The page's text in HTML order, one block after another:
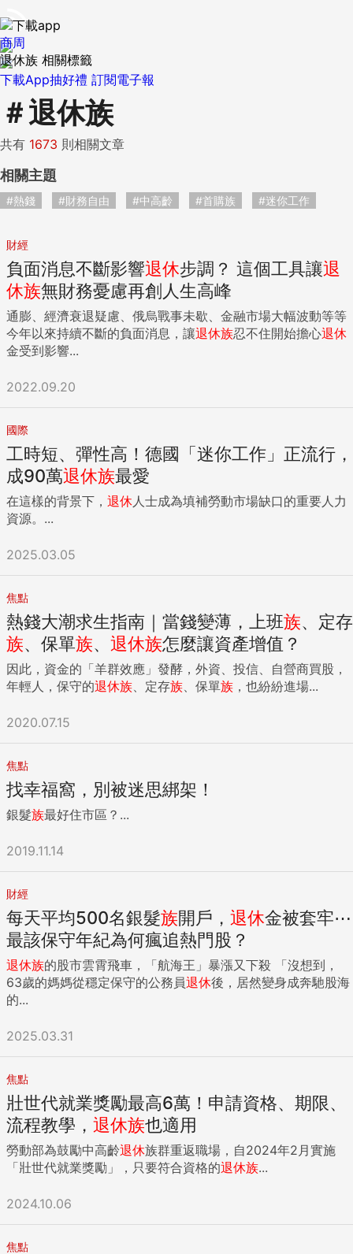
下載App抽好禮 訂閱電子報
商周
退休族 相關標籤
＃退休族
共有 1673 則相關文章
相關主題
#熱錢 #財務自由 #中高齡 #首購族 #迷你工作
財經
負面消息不斷影響退休步調？ 這個工具讓退
休族無財務憂慮再創人生高峰
通膨、經濟衰退疑慮、俄烏戰事未歇、金融市場大幅波動等等
今年以來持續不斷的負面消息，讓退休族忍不住開始擔心退休
金受到影響...
2022.09.20
國際
工時短、彈性高！德國「迷你工作」正流行，
成90萬退休族最愛
在這樣的背景下， 退休 人士成為填補勞動市場缺口的重要人力
資源。...
2025.03.05
焦點
熱錢大潮求生指南｜當錢變薄，上班族、定存
族、保單族、 退休族怎麼讓資產增值？
因此，資金的「羊群效應」發酵，外資、投信、自營商買股，
年輕人，保守的退休族 、定存族 、保單族 ，也紛紛進場...
2020.07.15
焦點
找幸福窩，別被迷思綁架！
銀髮族最好住市區？...
2019.11.14
財經
每天平均500名銀髮族開戶， 退休金被套牢⋯
最該保守年紀為何瘋追熱門股？
退休族的股市雲霄飛車，「航海王」暴漲又下殺 「沒想到，
63歲的媽媽從穩定保守的公務員退休後，居然變身成奔馳股海
的...
2025.03.31
焦點
壯世代就業獎勵最高6萬！申請資格、期限、
流程教學， 退休族也適用
勞動部為鼓勵中高齡退休族群重返職場，自2024年2月實施
「壯世代就業獎勵」，只要符合資格的退休族...
2024.10.06
焦點